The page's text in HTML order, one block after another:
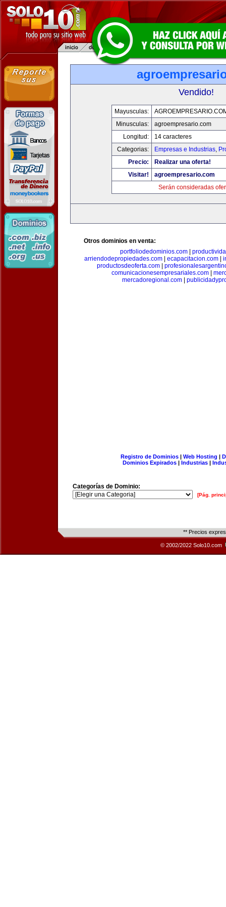
Vendido!
Mayusculas:
Minusculas:
agroempresario.com
Longitud:
14 caracteres
Categorias:
Empresas e Industrias,
Precio:
Realizar una oferta!
Visitar!
agroempresario.com
Serán consideradas
Otros dominios en venta:
portfoliodedominios.com
arriendodepropiedades.com| ecapacitacion.com|
productosdeoferta.com|
comunicacionesempresariales.com
mercadoregional.com
Registro de Dominios| Web Hosting |
Dominios Expirados | Industrias |
Categorías de Dominio:
[Pág.
** Precios
© 2002/2022 Solo10.com